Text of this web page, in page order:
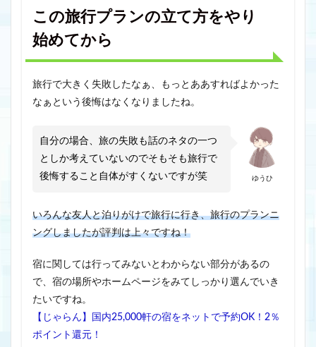
この旅行プランの立て方をやり
始めてから
旅行で大きく失敗したなぁ、もっとああすればよかった
なぁという後悔はなくなりましたね。
ゆうひ
自分の場合、旅の失敗も話のネタの一つ
としか考えていないのでそもそも旅行で
後悔すること自体がすくないですが笑
いろんな友人と泊りがけで旅行に行き、旅行のプランニ
ングしましたが評判は上々ですね！
宿に関しては行ってみないとわからない部分があるの
で、宿の場所やホームページをみてしっかり選んでいき
たいですね。
【じゃらん】国内25,000軒の宿をネットで予約OK！2％
ポイント還元！